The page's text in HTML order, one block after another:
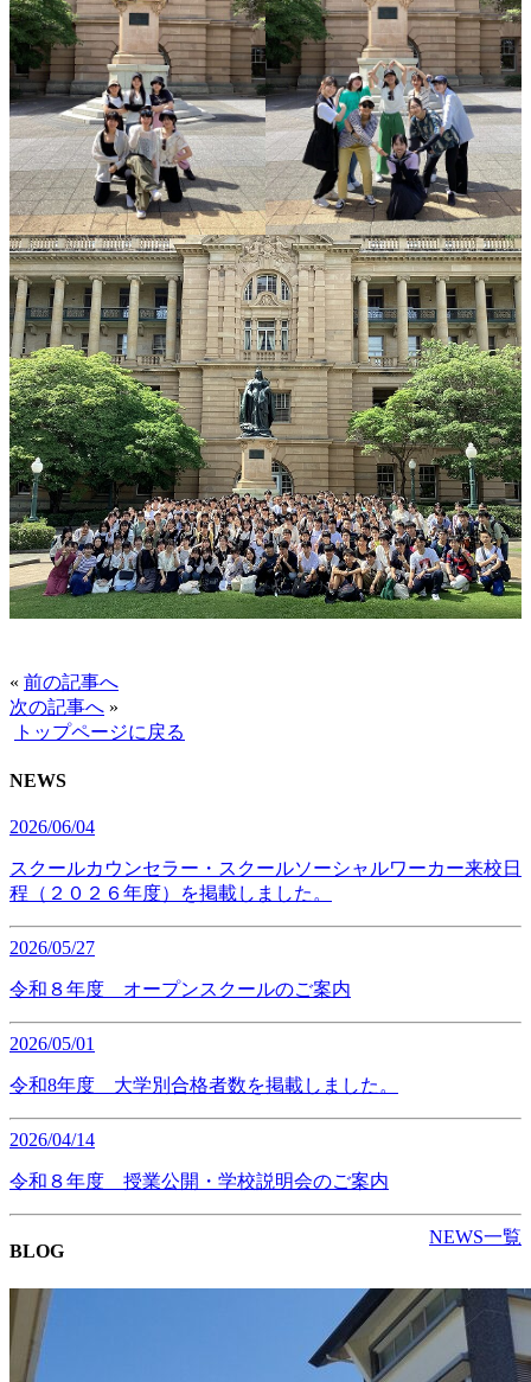
« 前の記事へ
次の記事へ »
トップページに戻る
NEWS
2026/06/04
スクールカウンセラー・スクールソーシャルワーカー来校日
程（２０２６年度）を掲載しました。
2026/05/27
令和８年度 オープンスクールのご案内
2026/05/01
令和8年度 大学別合格者数を掲載しました。
2026/04/14
令和８年度 授業公開・学校説明会のご案内
NEWS一覧
BLOG